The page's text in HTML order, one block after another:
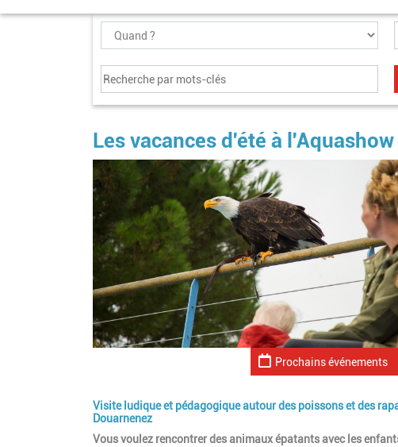
Les vacances d'été à
Prochains événements
Visite ludique et pédagogique autour des poissons et des
Douarnenez
Vous voulez rencontrer des animaux épatants avec les